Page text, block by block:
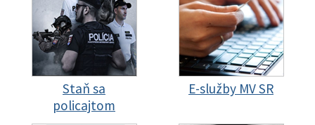
Staň sa
policajtom
E-služby MV SR